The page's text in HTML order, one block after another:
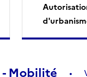
Mobilité